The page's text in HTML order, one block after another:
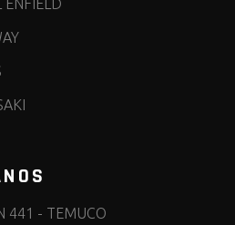
ENFIELD
441 - TEMUCO